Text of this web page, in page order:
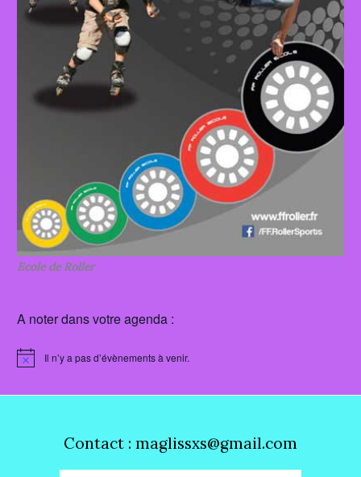
Ecole de Roller
A noter dans votre agenda :
N
Il n’y a pas d’évènements à venir.
Contact : maglissxs@gmail.com